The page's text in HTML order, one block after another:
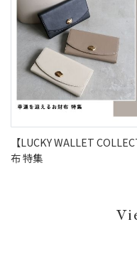
【LUCKY WALLET
布 特集